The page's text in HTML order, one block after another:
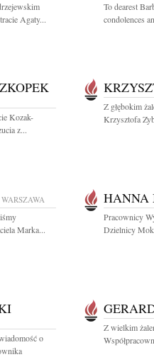
Agaty...
To dearest
condolences
Kozak-
z...
Z głębokim
Krzysztofa
WARSZAWA
Marka...
Pracownicy
Dzielnicy
o
Z wielkim